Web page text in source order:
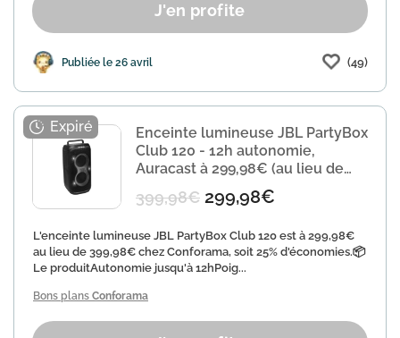
J'en profite
Publiée le 26 avril (49)
Enceinte lumineuse JBL PartyBox
Club 120 - 12h autonomie,
Auracast à 299,98€ (au lieu de
399,98€ 299,98€
L'enceinte lumineuse JBL PartyBox Club 120 est à 299,98€
au lieu de 399,98€ chez Conforama, soit 25% d'économies.📦
Le produitAutonomie jusqu'à 12hPoig...
Bons plans Conforama